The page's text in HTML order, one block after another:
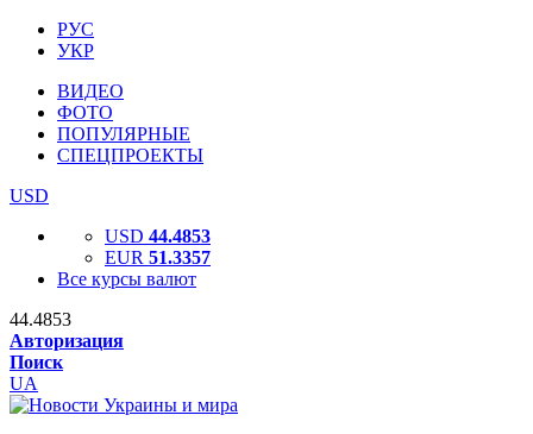
РУС
УКР
ВИДЕО
ФОТО
ПОПУЛЯРНЫЕ
СПЕЦПРОЕКТЫ
USD
USD 44.4853
EUR 51.3357
Все курсы валют
44.4853
Авторизация
Поиск
UA